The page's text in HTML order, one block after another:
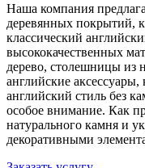
Наша компания
деревянных покрытий,
классический
высококачественных
дерево, столешницы из
английские
английский стиль без
особое внимание. Как
натурального камня и
декоративными